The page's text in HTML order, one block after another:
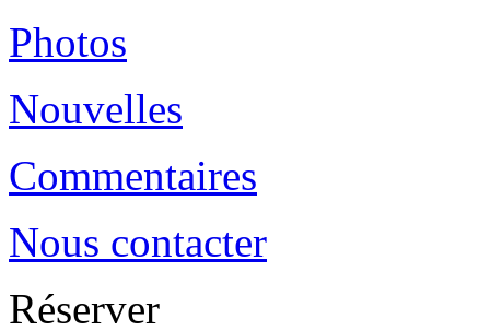
Photos
Nouvelles
Commentaires
Nous contacter
Réserver